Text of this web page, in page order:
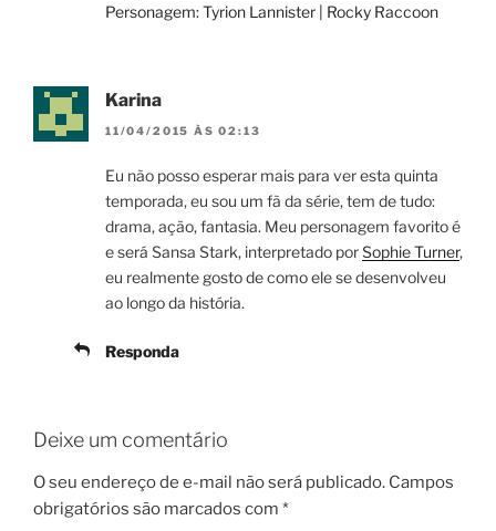
Personagem: Tyrion Lannister | Rocky Raccoon
Karina
11/04/2015 ÀS 02:13
Eu não posso esperar mais para ver esta quinta
temporada, eu sou um fã da série, tem de tudo:
drama, ação, fantasia. Meu personagem favorito é
e será Sansa Stark, interpretado porSophie Turner,
eu realmente gosto de como ele se desenvolveu
ao longo da história.
Responda
Deixe um comentário
O seu endereço de e-mail não será publicado. Campos
obrigatórios são marcados com *